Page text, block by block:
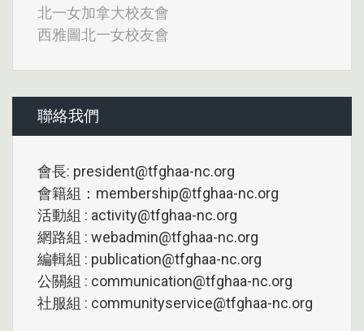
北一女加拿大校友會
西雅圖北一女校友會
聯絡我們
會長: president@tfghaa-nc.org
會籍組：membership@tfghaa-nc.org
活動組 : activity@tfghaa-nc.org
網路組 : webadmin@tfghaa-nc.org
編輯組 : publication@tfghaa-nc.org
公關組 : communication@tfghaa-nc.org
社服組 : communityservice@tfghaa-nc.org